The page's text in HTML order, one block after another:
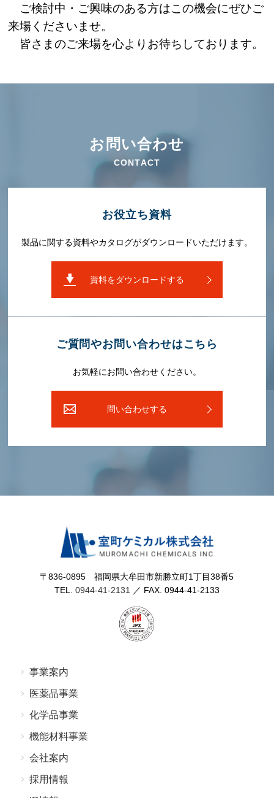
ご検討中・ご興味のある方はこの機会にぜひご
来場くださいませ。
皆さまのご来場を心よりお待ちしております。
お問い合わせ
CONTACT
お役⽴ち資料
製品に関する資料やカタログがダウンロードいただけます。
資料をダウンロードする
ご質問やお問い合わせはこちら
お気軽にお問い合わせください。
問い合わせする
〒836-0895 福岡県⼤牟⽥市新勝⽴町1丁⽬38番5
TEL. 0944-41-2131 ／ FAX. 0944-41-2133
事業案内
医薬品事業
化学品事業
機能材料事業
会社案内
採⽤情報